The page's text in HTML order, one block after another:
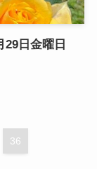
日金曜日
36